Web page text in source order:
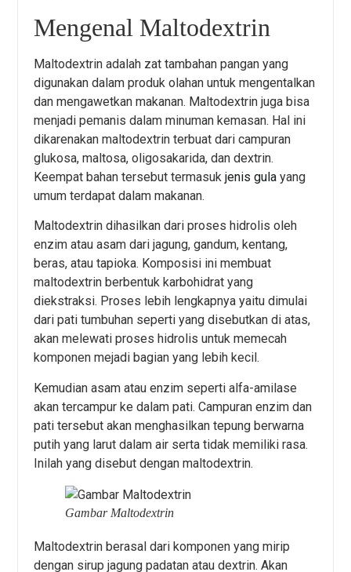
Mengenal Maltodextrin
Maltodextrin adalah zat tambahan pangan yang
digunakan dalam produk olahan untuk mengentalkan
dan mengawetkan makanan. Maltodextrin juga bisa
menjadi pemanis dalam minuman kemasan. Hal ini
dikarenakan maltodextrin terbuat dari campuran
glukosa, maltosa, oligosakarida, dan dextrin.
Keempat bahan tersebut termasukjenis gula yang
umum terdapat dalam makanan.
Maltodextrin dihasilkan dari proses hidrolis oleh
enzim atau asam dari jagung, gandum, kentang,
beras, atau tapioka. Komposisi ini membuat
maltodextrin berbentuk karbohidrat yang
diekstraksi. Proses lebih lengkapnya yaitu dimulai
dari pati tumbuhan seperti yang disebutkan di atas,
akan melewati proses hidrolis untuk memecah
komponen mejadi bagian yang lebih kecil.
Kemudian asam atau enzim seperti alfa-amilase
akan tercampur ke dalam pati. Campuran enzim dan
pati tersebut akan menghasilkan tepung berwarna
putih yang larut dalam air serta tidak memiliki rasa.
Inilah yang disebut dengan maltodextrin.
Gambar Maltodextrin
Maltodextrin berasal dari komponen yang mirip
dengan sirup jagung padatan atau dextrin. Akan